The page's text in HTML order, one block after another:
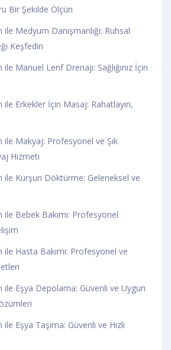
Bir Şekilde Ölçün
Medyum Danışmanlığı: Ruhsal
Keşfedin
Manuel Lenf Drenajı: Sağlığınız İçin
Erkekler İçin Masaj: Rahatlayın,
Makyaj: Profesyonel ve Şık
Hizmeti
ile Kurşun Döktürme: Geleneksel ve
Bebek Bakımı: Profesyonel
Hasta Bakımı: Profesyonel ve
Eşya Depolama: Güvenli ve Uygun
Eşya Taşıma: Güvenli ve Hızlı